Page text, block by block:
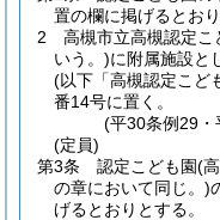
置の欄に掲げるとおり
2
高槻市立高槻認定こ
いう。)に附属施設と
(以下「高槻認定こど
番14号に置く。
(平30条例29・
(定員)
第3条
認定こども園(
の章において同じ。)
げるとおりとする。